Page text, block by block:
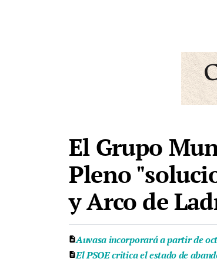
El Grupo
Pleno
y Arco de
Auvasa incorporará a partir de
El PSOE critica el estado de